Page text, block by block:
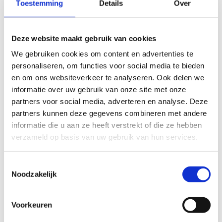
Toestemming Details Over
Deze website maakt gebruik van cookies
We gebruiken cookies om content en advertenties te
personaliseren, om functies voor social media te bieden
en om ons websiteverkeer te analyseren. Ook delen we
informatie over uw gebruik van onze site met onze
partners voor social media, adverteren en analyse. Deze
partners kunnen deze gegevens combineren met andere
informatie die u aan ze heeft verstrekt of die ze hebben
verzameld op basis van uw gebruik van hun services.
Noodzakelijk
Voorkeuren
Specificaties
Artikelnummer
164-CURC-5-GR
EAN
8717624161216
Categorie
Merk